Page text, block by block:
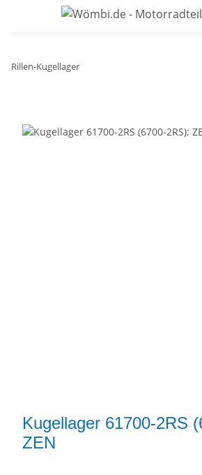
Rillen-Kugellager
Kugellager 61700-2RS
ZEN